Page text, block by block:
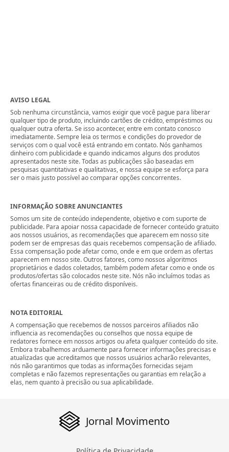
AVISO LEGAL
Sob nenhuma circunstância, vamos exigir que você pague para liberar
qualquer tipo de produto, incluindo cartões de crédito, empréstimos ou
qualquer outra oferta. Se isso acontecer, entre em contato conosco
imediatamente. Sempre leia os termos e condições do provedor de
serviços com o qual você está entrando em contato. Nós ganhamos
dinheiro com publicidade e quando indicamos alguns dos produtos
apresentados neste site. Todas as publicações são baseadas em
pesquisas quantitativas e qualitativas, e nossa equipe se esforça para
ser o mais justo possível ao comparar opções concorrentes.
INFORMAÇÃO SOBRE ANUNCIANTES
Somos um site de conteúdo independente, objetivo e com suporte de
publicidade. Para apoiar nossa capacidade de fornecer conteúdo gratuito
aos nossos usuários, as recomendações que aparecem em nosso site
podem ser de empresas das quais recebemos compensação de afiliado.
Essa compensação pode afetar como, onde e em que ordem as ofertas
aparecem em nosso site. Outros fatores, como nossos algoritmos
proprietários e dados coletados, também podem afetar como e onde os
produtos/ofertas são colocados neste site. Nós não incluímos todas as
ofertas financeiras ou de crédito disponíveis.
NOTA EDITORIAL
A compensação que recebemos de nossos parceiros afiliados não
influencia as recomendações ou conselhos que nossa equipe de
redatores fornece em nossos artigos ou afeta qualquer conteúdo do site.
Embora trabalhemos arduamente para fornecer informações precisas e
atualizadas que acreditamos que nossos usuários acharão relevantes,
nós não garantimos que todas as informações fornecidas sejam
completas e não fazemos representações ou garantias em relação a
elas, nem quanto à precisão ou sua aplicabilidade.
Jornal Movimento